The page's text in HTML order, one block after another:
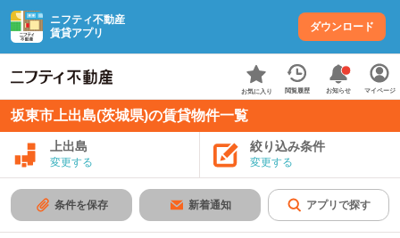
ニフティ不動産
賃貸アプリ
ダウンロード
お気に入り 閲覧履歴 お知らせ マイページ
坂東市上出島(茨城県)の賃貸物件一覧
上出島
変更する
絞り込み条件
変更する
条件を保存 新着通知 アプリで探す